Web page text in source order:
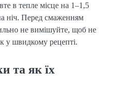
в тепле місце на 1–1,5
ніч. Перед смаженням
не вимішуйте, щоб не
у швидкому рецепті.
та як їх